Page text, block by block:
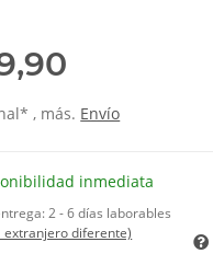
, más. Envío
inmediata
2 - 6 días laborables
extranjero diferente)